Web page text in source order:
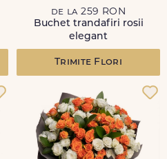
de la 259 RON
Buchet trandafiri rosii
elegant
Trimite Flori